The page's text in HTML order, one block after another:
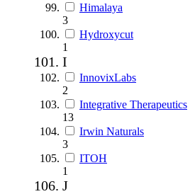
Himalaya
3
Hydroxycut
1
I
InnovixLabs
2
Integrative Therapeutics
13
Irwin Naturals
3
ITOH
1
J